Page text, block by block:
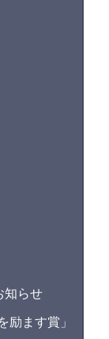
知らせ
励ます賞」